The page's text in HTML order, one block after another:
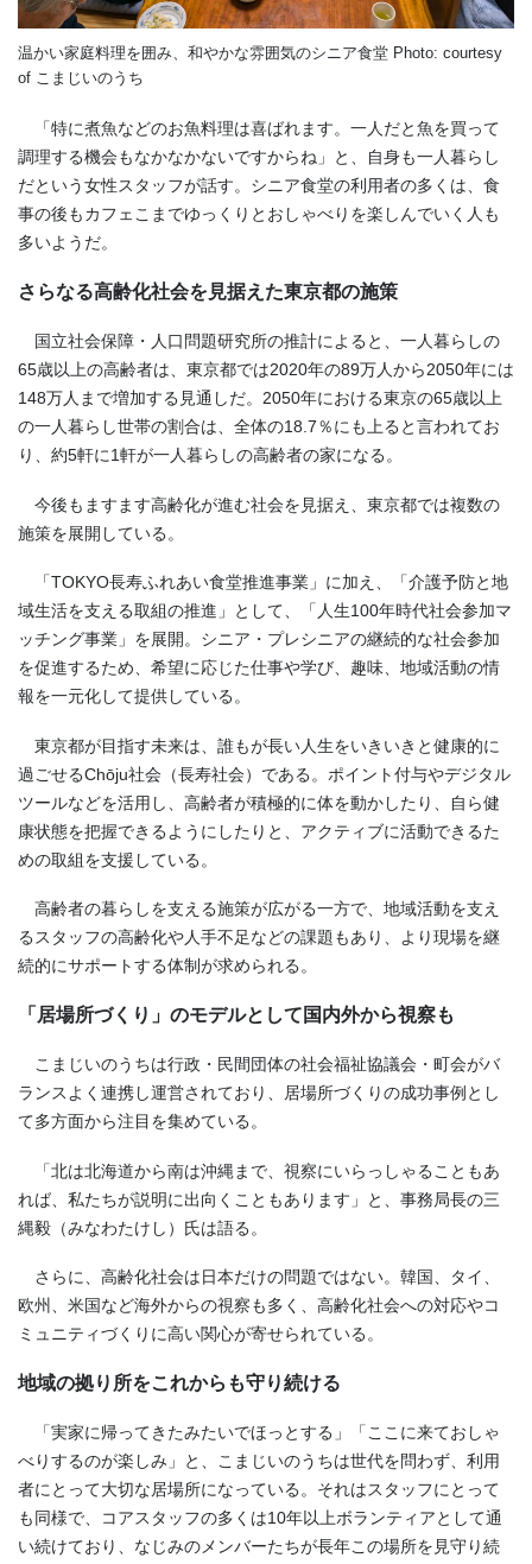
温かい家庭料理を囲み、和やかな雰囲気のシニア食堂 Photo: courtesy
of こまじいのうち
「特に煮魚などのお魚料理は喜ばれます。一人だと魚を買って
調理する機会もなかなかないですからね」と、自身も一人暮らし
だという女性スタッフが話す。シニア食堂の利用者の多くは、食
事の後もカフェこまでゆっくりとおしゃべりを楽しんでいく人も
多いようだ。
さらなる高齢化社会を見据えた東京都の施策
国立社会保障・人口問題研究所の推計によると、一人暮らしの
65歳以上の高齢者は、東京都では2020年の89万人から2050年には
148万人まで増加する見通しだ。2050年における東京の65歳以上
の一人暮らし世帯の割合は、全体の18.7％にも上ると言われてお
り、約5軒に1軒が一人暮らしの高齢者の家になる。
今後もますます高齢化が進む社会を見据え、東京都では複数の
施策を展開している。
「TOKYO長寿ふれあい食堂推進事業」に加え、「介護予防と地
域生活を支える取組の推進」として、「人生100年時代社会参加マ
ッチング事業」を展開。シニア・プレシニアの継続的な社会参加
を促進するため、希望に応じた仕事や学び、趣味、地域活動の情
報を一元化して提供している。
東京都が目指す未来は、誰もが長い人生をいきいきと健康的に
過ごせるChōju社会（長寿社会）である。ポイント付与やデジタル
ツールなどを活用し、高齢者が積極的に体を動かしたり、自ら健
康状態を把握できるようにしたりと、アクティブに活動できるた
めの取組を支援している。
高齢者の暮らしを支える施策が広がる一方で、地域活動を支え
るスタッフの高齢化や人手不足などの課題もあり、より現場を継
続的にサポートする体制が求められる。
「居場所づくり」のモデルとして国内外から視察も
こまじいのうちは行政・民間団体の社会福祉協議会・町会がバ
ランスよく連携し運営されており、居場所づくりの成功事例とし
て多方面から注目を集めている。
「北は北海道から南は沖縄まで、視察にいらっしゃることもあ
れば、私たちが説明に出向くこともあります」と、事務局長の三
縄毅（みなわたけし）氏は語る。
さらに、高齢化社会は日本だけの問題ではない。韓国、タイ、
欧州、米国など海外からの視察も多く、高齢化社会への対応やコ
ミュニティづくりに高い関心が寄せられている。
地域の拠り所をこれからも守り続ける
「実家に帰ってきたみたいでほっとする」「ここに来ておしゃ
べりするのが楽しみ」と、こまじいのうちは世代を問わず、利用
者にとって大切な居場所になっている。それはスタッフにとって
も同様で、コアスタッフの多くは10年以上ボランティアとして通
い続けており、なじみのメンバーたちが長年この場所を見守り続